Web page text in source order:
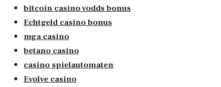
bitcoin casino vodds bonus
Echtgeld casino bonus
mga casino
betano casino
casino spielautomaten
Evolve casino